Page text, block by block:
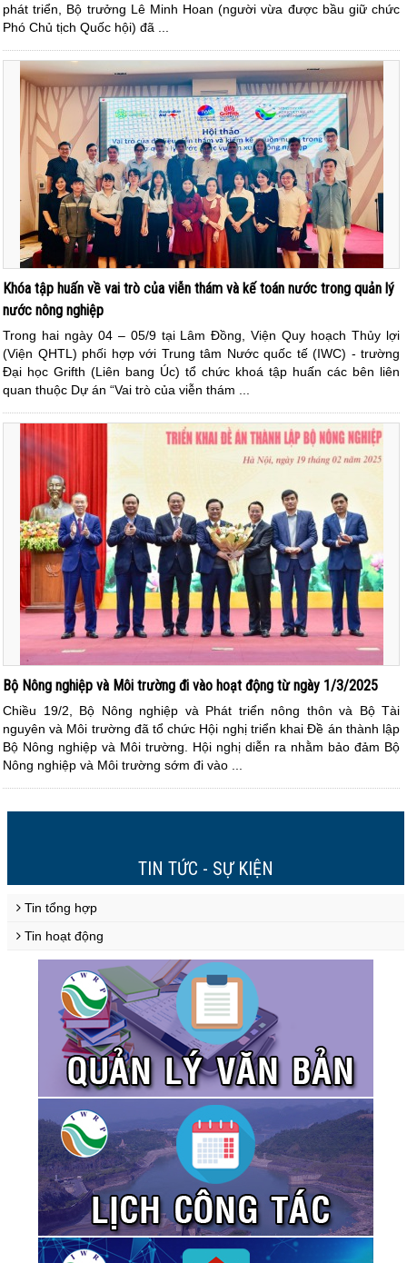
phát triển, Bộ trưởng Lê Minh Hoan (người vừa được bầu giữ chức
Phó Chủ tịch Quốc hội) đã ...
Khóa tập huấn về vai trò của viễn thám và kế toán nước trong quản lý
nước nông nghiệp
Trong hai ngày 04 – 05/9 tại Lâm Đồng, Viện Quy hoạch Thủy lợi
(Viện QHTL) phối hợp với Trung tâm Nước quốc tế (IWC) - trường
Đại học Grifth (Liên bang Úc) tổ chức khoá tập huấn các bên liên
quan thuộc Dự án “Vai trò của viễn thám ...
Bộ Nông nghiệp và Môi trường đi vào hoạt động từ ngày 1/3/2025
Chiều 19/2, Bộ Nông nghiệp và Phát triển nông thôn và Bộ Tài
nguyên và Môi trường đã tổ chức Hội nghị triển khai Đề án thành lập
Bộ Nông nghiệp và Môi trường. Hội nghị diễn ra nhằm bảo đảm Bộ
Nông nghiệp và Môi trường sớm đi vào ...
TIN TỨC - SỰ KIỆN
Tin tổng hợp
Tin hoạt động